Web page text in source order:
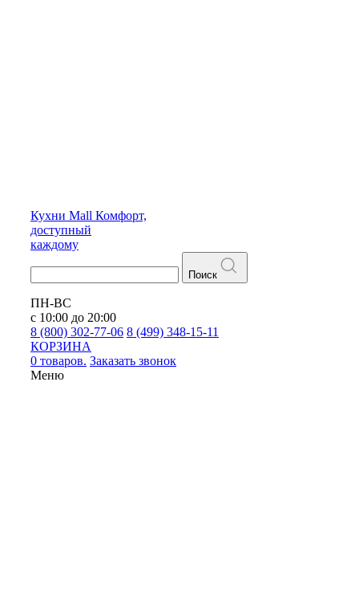
Кухни Mall Комфорт,
доступный
каждому
Поиск
ПН-ВС
с 10:00 до 20:00
8 (800) 302-77-06 8 (499) 348-15-11
КОРЗИНА
0 товаров. Заказать звонок
Меню